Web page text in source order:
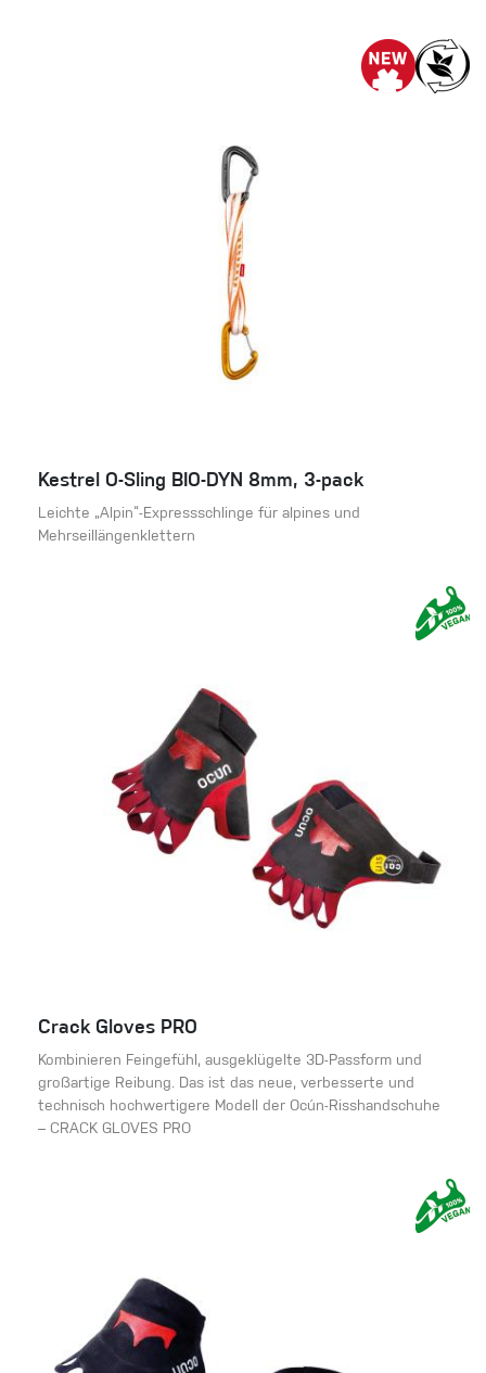
Kestrel O-Sling BIO-DYN 8mm, 3-pack
Leichte „Alpin“-Expressschlinge für alpines und
Mehrseillängenklettern
Crack Gloves PRO
Kombinieren Feingefühl, ausgeklügelte 3D-Passform und
großartige Reibung. Das ist das neue, verbesserte und
technisch hochwertigere Modell der Ocún-Risshandschuhe
– CRACK GLOVES PRO